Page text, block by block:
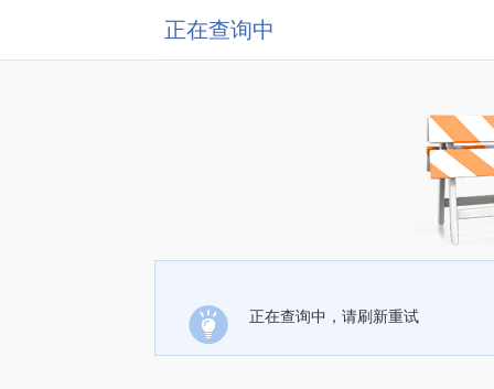
正在查询中
正在查询中，请刷新重试